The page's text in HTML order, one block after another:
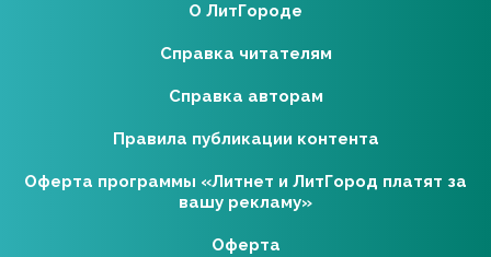
О ЛитГороде
Справка читателям
Справка авторам
Правила публикации контента
Оферта программы «Литнет и ЛитГород платят за
вашу рекламу»
Оферта